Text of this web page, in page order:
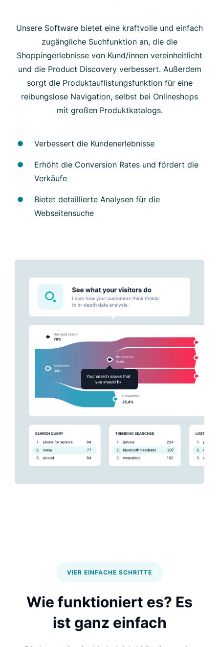
Unsere Software bietet eine kraftvolle und einfach
zugängliche Suchfunktion an, die die
Shoppingerlebnisse von Kund/innen vereinheitlicht
und die Product Discovery verbessert. Außerdem
sorgt die Produktauflistungsfunktion für eine
reibungslose Navigation, selbst bei Onlineshops
mit großen Produktkatalogs.
Verbessert die Kundenerlebnisse
Erhöht die Conversion Rates und fördert die
Verkäufe
Bietet detaillierte Analysen für die
Webseitensuche
VIER EINFACHE SCHRITTE
Wie funktioniert es? Es
ist ganz einfach